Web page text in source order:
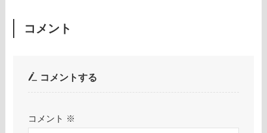
コメント
コメントする
コメント ※